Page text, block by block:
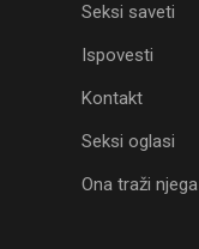
Seksi saveti
Ispovesti
Kontakt
Seksi oglasi
Ona traži njega